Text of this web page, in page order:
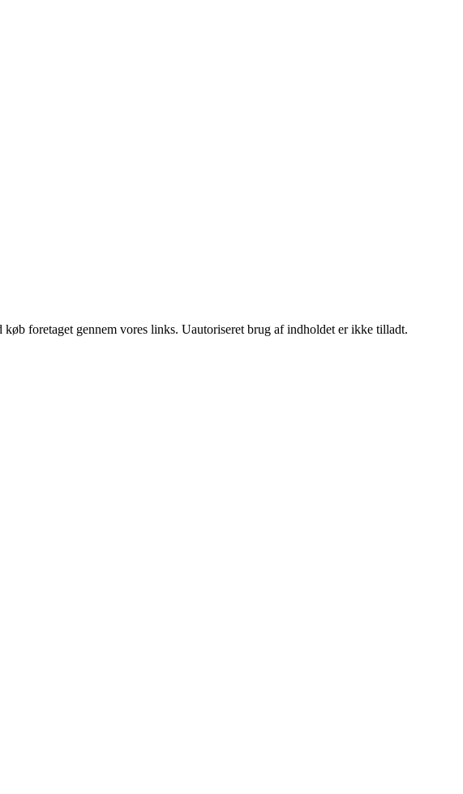
foretaget gennem vores links. Uautoriseret brug af indholdet er ikke tilladt.